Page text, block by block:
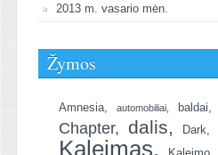
2013 m. vasario mėn.
Žymos
Amnesia automobiliai baldai
Chapter dalis Dark
Kaleimas